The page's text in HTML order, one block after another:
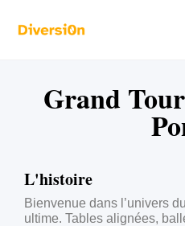
Grand
L'histoire
Bienvenue dans l’univers
ultime. Tables alignées,